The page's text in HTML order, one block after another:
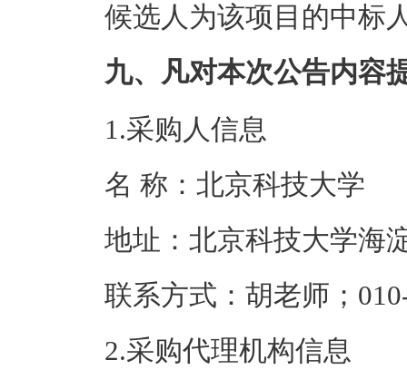
候选人为该项目的中标
九、凡对本次公告内容
1.采购人信息
名 称： 北京科技大学
地址：北京科技
联系方式：胡老师
2.采购代理机构信息